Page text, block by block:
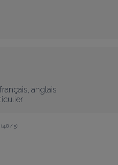
français anglais
(4,8 / 5)